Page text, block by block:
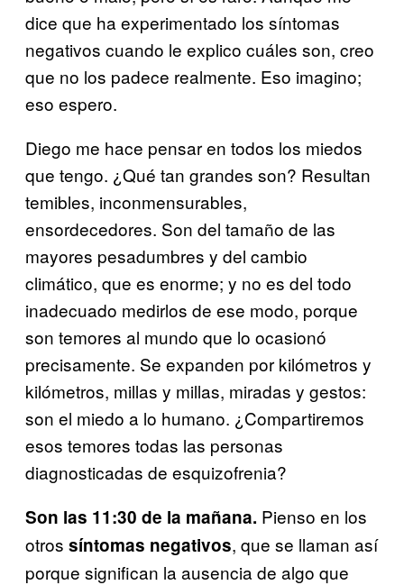
dice que ha experimentado los síntomas
negativos cuando le explico cuáles son, creo
que no los padece realmente. Eso imagino;
eso espero.
Diego me hace pensar en todos los miedos
que tengo. ¿Qué tan grandes son? Resultan
temibles, inconmensurables,
ensordecedores. Son del tamaño de las
mayores pesadumbres y del cambio
climático, que es enorme; y no es del todo
inadecuado medirlos de ese modo, porque
son temores al mundo que lo ocasionó
precisamente. Se expanden por kilómetros y
kilómetros, millas y millas, miradas y gestos:
son el miedo a lo humano. ¿Compartiremos
esos temores todas las personas
diagnosticadas de esquizofrenia?
Son las 11:30 de la mañana. Pienso en los
otros síntomas negativos, que se llaman así
porque significan la ausencia de algo que